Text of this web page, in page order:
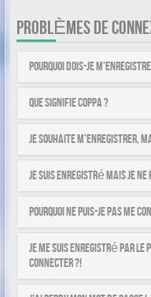
PROBLÈMES DE
Pourquoi dois-je
Que signifie COPPA ?
Je souhaite m’enregistrer,
Je suis enregistré mais je ne
Pourquoi ne puis-je pas me
Je me suis enregistré par le
connecter ?!